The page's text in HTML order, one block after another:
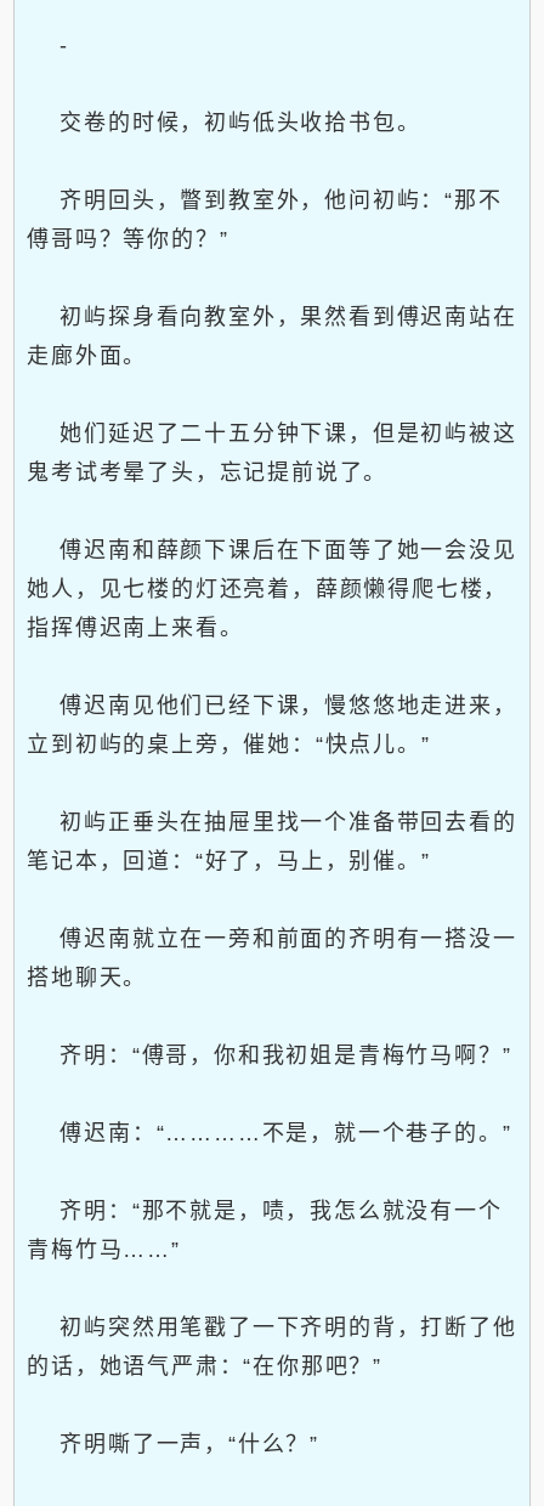
-
交卷的时候，初屿低头收拾书包。
齐明回头，瞥到教室外，他问初屿：“那不
傅哥吗？等你的？”
初屿探身看向教室外，果然看到傅迟南站在
走廊外面。
她们延迟了二十五分钟下课，但是初屿被这
鬼考试考晕了头，忘记提前说了。
傅迟南和薛颜下课后在下面等了她一会没见
她人，见七楼的灯还亮着，薛颜懒得爬七楼，
指挥傅迟南上来看。
傅迟南见他们已经下课，慢悠悠地走进来，
立到初屿的桌上旁，催她：“快点儿。”
初屿正垂头在抽屉里找一个准备带回去看的
笔记本，回道：“好了，马上，别催。”
傅迟南就立在一旁和前面的齐明有一搭没一
搭地聊天。
齐明：“傅哥，你和我初姐是青梅竹马啊？”
傅迟南：“…………不是，就一个巷子的。”
齐明：“那不就是，啧，我怎么就没有一个
青梅竹马……”
初屿突然用笔戳了一下齐明的背，打断了他
的话，她语气严肃：“在你那吧？”
齐明嘶了一声，“什么？”